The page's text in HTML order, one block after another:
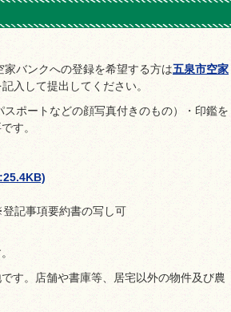
バンクへの登録を希望する方は五泉市空家
入して提出してください。
ポートなどの顔写真付きのもの）・印鑑を
す。
記事項要約書の写し可
す。店舗や書庫等、居宅以外の物件及び農